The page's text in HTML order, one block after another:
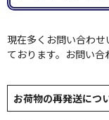
現在多くお問い合わ
ております。お問い合
お荷物の再発送につ